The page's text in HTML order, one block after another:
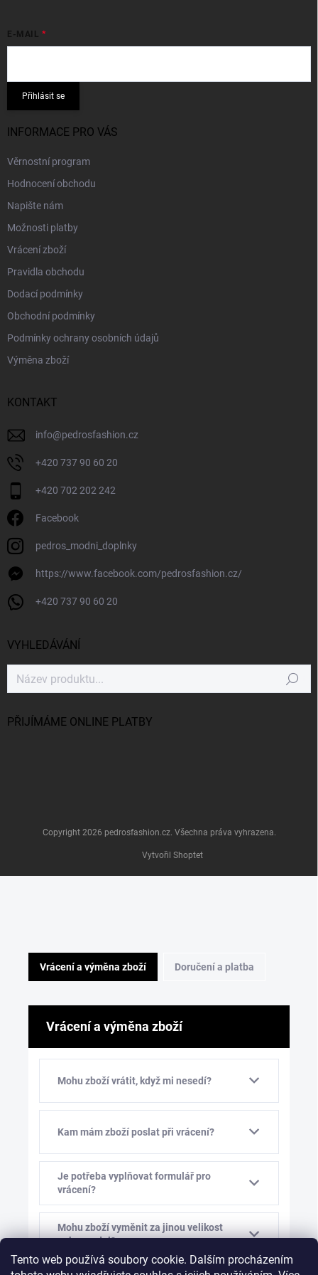
Tento web používá soubory cookie. Dalším procházením
E-MAIL
Přihlásit se
INFORMACE PRO VÁS
Věrnostní program
Hodnocení obchodu
Napište nám
Možnosti platby
Vrácení zboží
Pravidla obchodu
Dodací podmínky
Obchodní podmínky
Podmínky ochrany osobních údajů
Výměna zboží
KONTAKT
info@pedrosfashion.cz
+420 737 90 60 20
+420 702 202 242
Facebook
pedros_modni_doplnky
https://www.facebook.com/pedrosfashion.cz/
+420 737 90 60 20
VYHLEDÁVÁNÍ
Hledat
PŘIJÍMÁME ONLINE PLATBY
Vytvořil Shoptet
Copyright 2026 pedrosfashion.cz. Všechna práva vyhrazena.
Vrácení a výměna zboží Doručení a platba
Vrácení a výměna zboží
Mohu zboží vrátit, když mi nesedí?
Kam mám zboží poslat při vrácení?
Je potřeba vyplňovat formulář pro
vrácení?
Mohu zboží vyměnit za jinou velikost
nebo model?